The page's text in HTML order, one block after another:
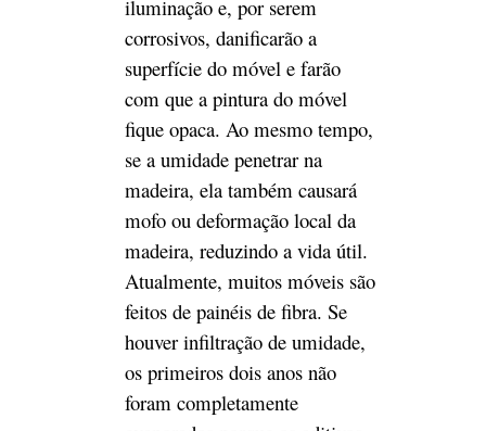
mofo ou deformação local da
madeira, reduzindo a vida útil.
Atualmente, muitos móveis são
feitos de painéis de fibra. Se
houver infiltração de umidade,
os primeiros dois anos não
foram completamente
evaporados porque os aditivos,
como o formaldeído, não
evaporaram completamente.
No entanto, depois que o
aditivo tiver evaporado, a
umidade do pano molhado fará
com que o móvel fique